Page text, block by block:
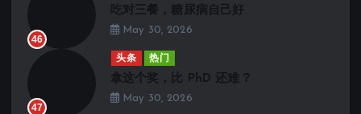
46
吃对三餐，糖尿病自己好
May 30, 2026
47
头条 热门
拿这个奖，比 PhD 还难？
May 30, 2026